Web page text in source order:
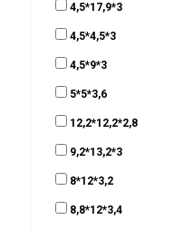
4,5*17,9*3
4,5*4,5*3
4,5*9*3
5*5*3,6
12,2*12,2*2,8
9,2*13,2*3
8*12*3,2
8,8*12*3,4